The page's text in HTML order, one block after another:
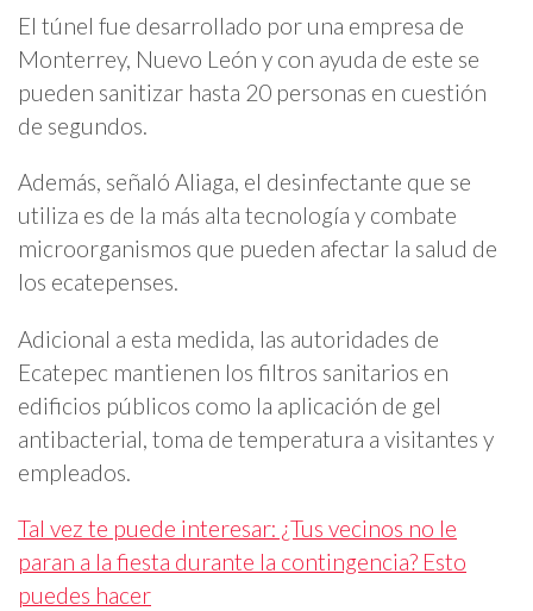
El túnel fue desarrollado por una empresa de
Monterrey, Nuevo León y con ayuda de este se
pueden sanitizar hasta 20 personas en cuestión
de segundos.
Además, señaló Aliaga, el desinfectante que se
utiliza es de la más alta tecnología y combate
microorganismos que pueden afectar la salud de
los ecatepenses.
Adicional a esta medida, las autoridades de
Ecatepec mantienen los filtros sanitarios en
edificios públicos como la aplicación de gel
antibacterial, toma de temperatura a visitantes y
empleados.
Tal vez te puede interesar: ¿Tus vecinos no le
paran a la fiesta durante la contingencia? Esto
puedes hacer